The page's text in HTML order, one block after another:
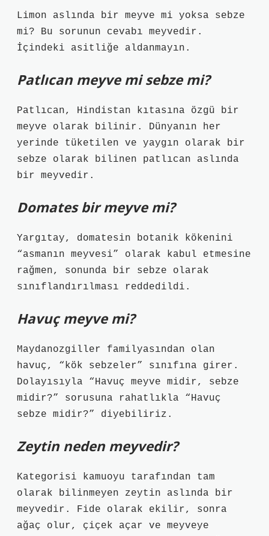
Limon aslında bir meyve mi yoksa sebze
mi? Bu sorunun cevabı meyvedir.
İçindeki asitliğe aldanmayın.
Patlıcan meyve mi sebze mi?
Patlıcan, Hindistan kıtasına özgü bir
meyve olarak bilinir. Dünyanın her
yerinde tüketilen ve yaygın olarak bir
sebze olarak bilinen patlıcan aslında
bir meyvedir.
Domates bir meyve mi?
Yargıtay, domatesin botanik kökenini
“asmanın meyvesi” olarak kabul etmesine
rağmen, sonunda bir sebze olarak
sınıflandırılması reddedildi.
Havuç meyve mi?
Maydanozgiller familyasından olan
havuç, “kök sebzeler” sınıfına girer.
Dolayısıyla “Havuç meyve midir, sebze
midir?” sorusuna rahatlıkla “Havuç
sebze midir?” diyebiliriz.
Zeytin neden meyvedir?
Kategorisi kamuoyu tarafından tam
olarak bilinmeyen zeytin aslında bir
meyvedir. Fide olarak ekilir, sonra
ağaç olur, çiçek açar ve meyveye